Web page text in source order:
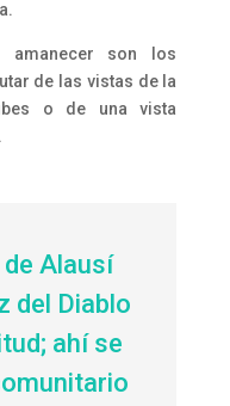
son los
de las vistas de la
o de una vista
Alausí
del Diablo
ahí se